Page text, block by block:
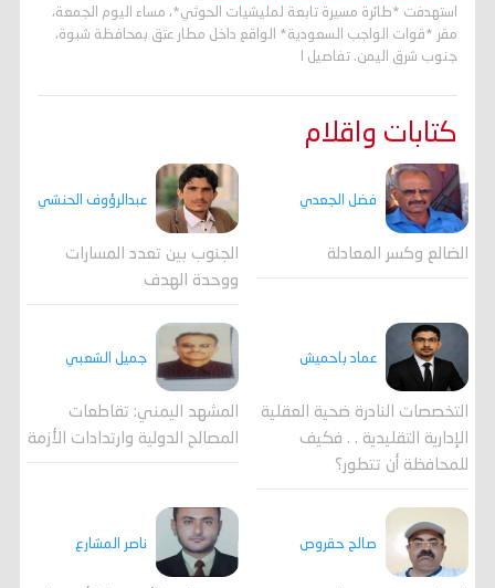
استهدفت *طائرة مسيرة تابعة لمليشيات الحوثي*، مساء اليوم الجمعة،
مقر *قوات الواجب السعودية* الواقع داخل مطار عتق بمحافظة شبوة،
جنوب شرق اليمن. تفاصيل ا
كتابات واقلام
فضل الجعدي
الضالع وكسر المعادلة
عبدالرؤوف الحنشي
الجنوب بين تعدد المسارات
ووحدة الهدف
عماد باحميش
التخصصات النادرة ضحية العقلية
الإدارية التقليدية . . فكيف
للمحافظة أن تتطور؟
جميل الشعبي
المشهد اليمني: تقاطعات
المصالح الدولية وارتدادات الأزمة
صالح حقروص ناصر المشارع